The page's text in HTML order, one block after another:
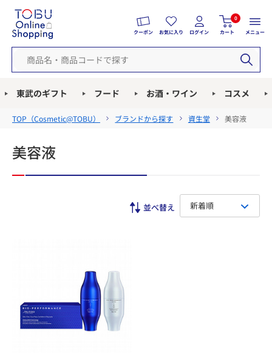
クーポン お気に入り ログイン
0
カート メニュー
東武のギフト フード お酒・ワイン コスメ
TOP（Cosmetic@TOBU） ブランドから探す 資生堂 美容液
美容液
新着順